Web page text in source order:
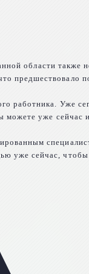
области
работника. Уже
уже
уже сейчас,